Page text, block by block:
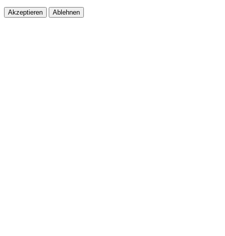
Akzeptieren Ablehnen